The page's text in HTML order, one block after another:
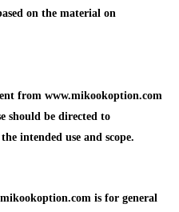
on the material on
from www.mikookoption.com
should be directed to
intended use and scope.
is for general